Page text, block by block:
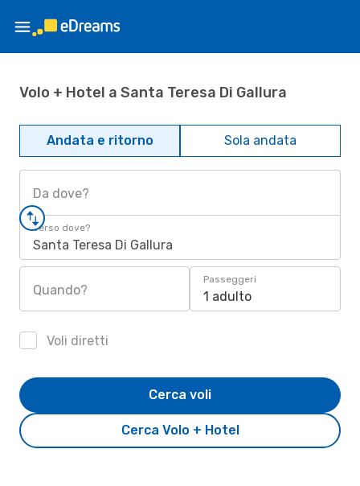
Volo + Hotel a Santa Teresa Di Gallura
Andata e ritorno Sola andata
Da dove?
Verso dove?
Santa Teresa Di Gallura
Quando?
Passeggeri
1 adulto
Voli diretti
Cerca Volo + Hotel
Cerca voli